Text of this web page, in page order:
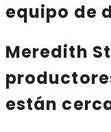
equipo de
Meredith
están